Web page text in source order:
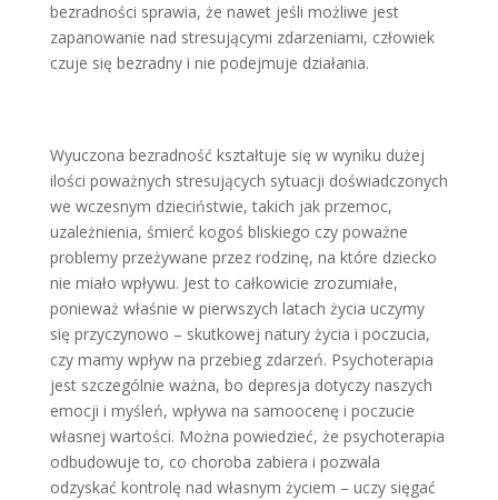
bezradności sprawia, że nawet jeśli możliwe jest
zapanowanie nad stresującymi zdarzeniami, czło­wiek
czuje się bezradny i nie podejmu­je działania.
Wyuczona bezradność kształtuje się w wyniku dużej
ilości poważnych stre­sujących sytuacji doświadczonych
we wczesnym dzieciństwie, takich jak przemoc,
uzależnienia, śmierć kogoś bliskiego czy poważne
problemy prze­żywane przez rodzinę, na które dziecko
nie miało wpływu. Jest to całkowicie zrozumiałe,
ponieważ właśnie w pierw­szych latach życia uczymy
się przyczy­nowo – skutkowej natury życia i poczu­cia,
czy mamy wpływ na przebieg zda­rzeń. Psychoterapia
jest szczególnie ważna, bo depresja dotyczy naszych
emocji i myśleń, wpływa na samooce­nę i poczucie
własnej wartości. Można powiedzieć, że psychoterapia
odbudo­wuje to, co choroba zabiera i pozwala
odzyskać kontrolę nad własnym życiem – uczy sięgać